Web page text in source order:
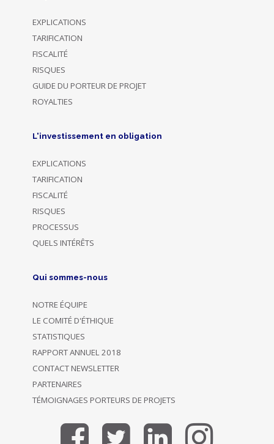
EXPLICATIONS
TARIFICATION
FISCALITÉ
RISQUES
GUIDE DU PORTEUR DE PROJET
ROYALTIES
L'investissement en obligation
EXPLICATIONS
TARIFICATION
FISCALITÉ
RISQUES
PROCESSUS
QUELS INTÉRÊTS
Qui sommes-nous
NOTRE ÉQUIPE
LE COMITÉ D'ÉTHIQUE
STATISTIQUES
RAPPORT ANNUEL 2018
CONTACT NEWSLETTER
PARTENAIRES
TÉMOIGNAGES PORTEURS DE PROJETS